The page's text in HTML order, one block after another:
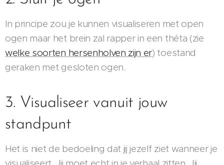
In principe zou je kunnen visualiseren met open
ogen maar het brein zal rapper in een théta (zie
welke soorten hersenholven zijn er) toestand
geraken met gesloten ogen.
3. Visualiseer vanuit jouw
standpunt
Het is niet de bedoeling dat jij jezelf ziet wanneer je